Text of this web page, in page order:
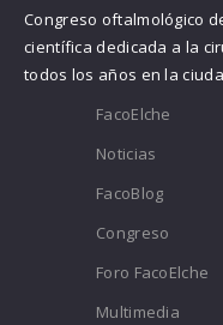
Congreso oftalmológico
científica dedicada a la
todos los años en la
FacoElche
Noticias
FacoBlog
Congreso
Foro FacoElche
Multimedia